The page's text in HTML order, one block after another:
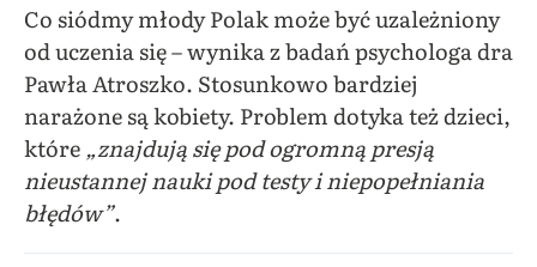
Co siódmy młody Polak może być uzależniony
od uczenia się – wynika z badań psychologa dra
Pawła Atroszko. Stosunkowo bardziej
narażone są kobiety. Problem dotyka też dzieci,
które „znajdują się pod ogromną presją
nieustannej nauki pod testy i niepopełniania
błędów”.